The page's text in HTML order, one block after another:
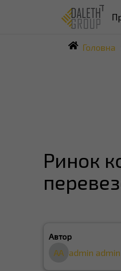
Головна
Ринок
Автор
AA admin admin